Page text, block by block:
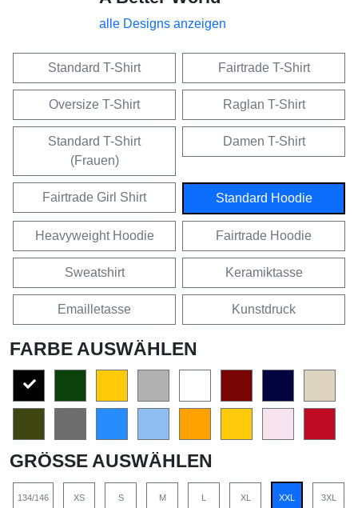
alle Designs anzeigen
Standard T-Shirt Fairtrade T-Shirt
Oversize T-Shirt Raglan T-Shirt
Standard T-Shirt
(Frauen)
Damen T-Shirt
Fairtrade Girl Shirt Standard Hoodie
Heavyweight Hoodie Fairtrade Hoodie
Sweatshirt Keramiktasse
Emailletasse Kunstdruck
FARBE AUSWÄHLEN
GRÖSSE AUSWÄHLEN
134/146 XS S M L XL XXL 3XL